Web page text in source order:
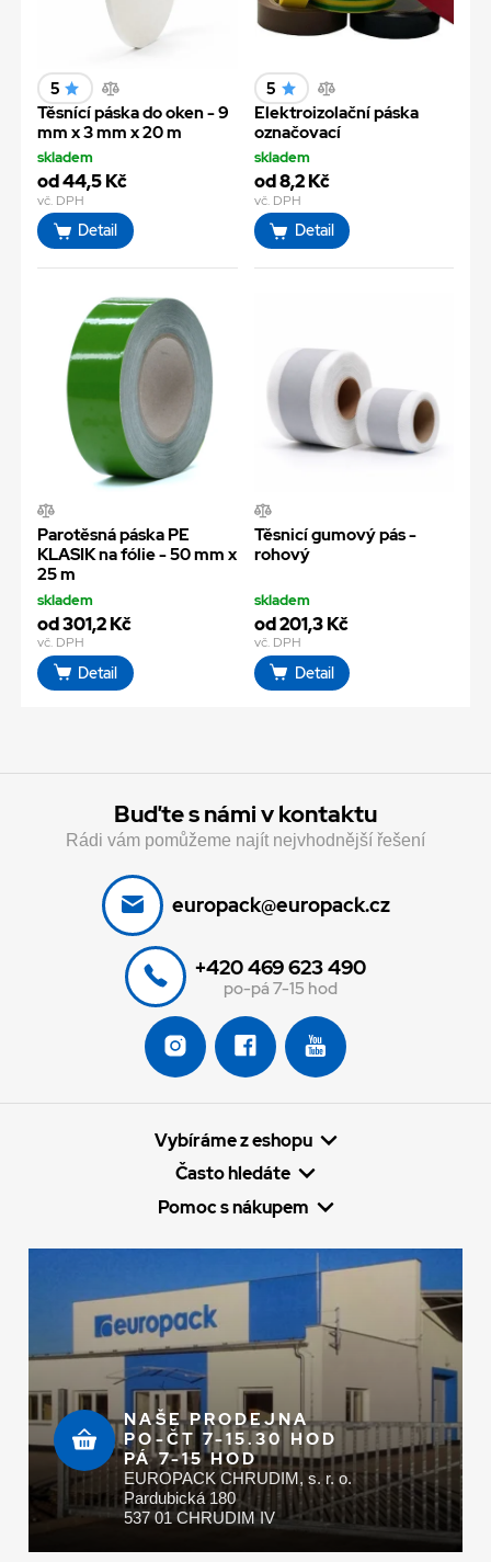
5
Těsnící páska do oken - 9
mm x 3 mm x 20 m
skladem
od 44,5 Kč
vč. DPH
Detail
5
Elektroizolační páska
označovací
skladem
od 8,2 Kč
vč. DPH
Detail
Parotěsná páska PE
KLASIK na fólie - 50 mm x
25 m
skladem
od 301,2 Kč
vč. DPH
Detail
Těsnicí gumový pás -
rohový
skladem
od 201,3 Kč
vč. DPH
Detail
Buďte s námi v kontaktu
Rádi vám pomůžeme najít nejvhodnější řešení
europack@europack.cz
+420 469 623 490
po-pá 7-15 hod
Vybíráme z eshopu
Často hledáte
Pomoc s nákupem
NAŠE PRODEJNA
PO-ČT 7-15.30 HOD
PÁ 7-15 HOD
EUROPACK CHRUDIM, s. r. o.
Pardubická 180
537 01 CHRUDIM IV